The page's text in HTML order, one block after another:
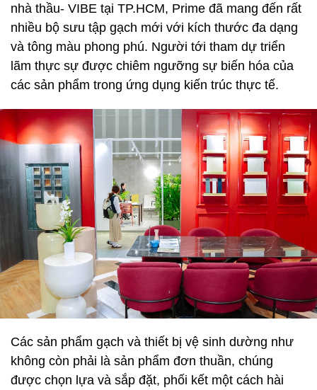
nhà thầu- VIBE tại TP.HCM, Prime đã mang đến rất
nhiều bộ sưu tập gạch mới với kích thước đa dạng
và tông màu phong phú. Người tới tham dự triển
lãm thực sự được chiêm ngưỡng sự biến hóa của
các sản phẩm trong ứng dụng kiến trúc thực tế.
Các sản phẩm gạch và thiết bị vệ sinh dường như
không còn phải là sản phẩm đơn thuần, chúng
được chọn lựa và sắp đặt, phối kết một cách hài